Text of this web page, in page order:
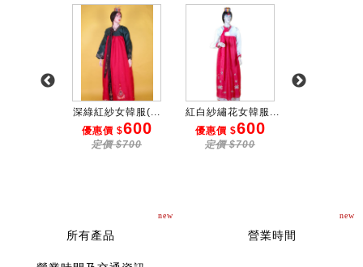
深綠紅紗女韓服(...
優惠價 $600
定價 $700
紅白紗繡花女韓服...
優惠價 $600
定價 $700
new
所有產品
new
營業時間